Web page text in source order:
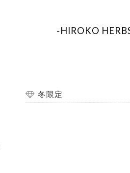
-HIROKO
冬限定